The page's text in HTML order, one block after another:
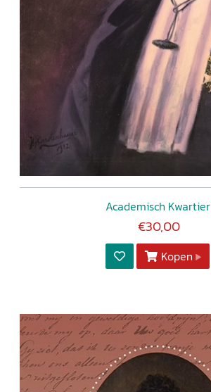
Academisch Kwartier
€30,00
Kopen